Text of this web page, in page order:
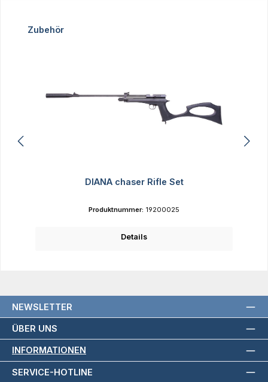
Produktgalerie überspringen
Zubehör
DIANA chaser Rifle Set
Produktnummer: 19200025
Details
NEWSLETTER
ÜBER UNS
INFORMATIONEN
SERVICE-HOTLINE